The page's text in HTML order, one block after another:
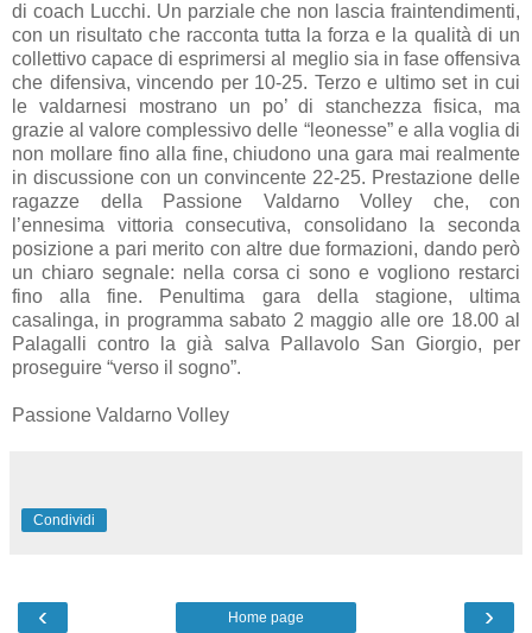
di coach Lucchi. Un parziale che non lascia fraintendimenti,
con un risultato che racconta tutta la forza e la qualità di un
collettivo capace di esprimersi al meglio sia in fase offensiva
che difensiva, vincendo per 10-25. Terzo e ultimo set in cui
le valdarnesi mostrano un po’ di stanchezza fisica, ma
grazie al valore complessivo delle “leonesse” e alla voglia di
non mollare fino alla fine, chiudono una gara mai realmente
in discussione con un convincente 22-25. Prestazione delle
ragazze della Passione Valdarno Volley che, con
l’ennesima vittoria consecutiva, consolidano la seconda
posizione a pari merito con altre due formazioni, dando però
un chiaro segnale: nella corsa ci sono e vogliono restarci
fino alla fine. Penultima gara della stagione, ultima
casalinga, in programma sabato 2 maggio alle ore 18.00 al
Palagalli contro la già salva Pallavolo San Giorgio, per
proseguire “verso il sogno”.
Passione Valdarno Volley
Condividi
‹ ›
Home page